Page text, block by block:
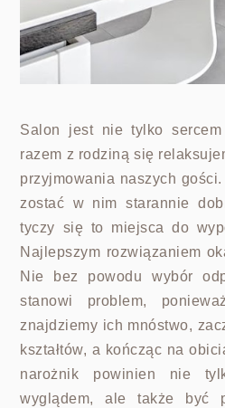
Salon jest nie tylko
razem z rodziną się
przyjmowania naszych
zostać w nim starannie
tyczy się to miejsca do
Najlepszym rozwiązaniem
Nie bez powodu wybór
stanowi problem,
znajdziemy ich mnóstwo,
kształtów, a kończąc na
narożnik powinien nie
wyglądem, ale także być